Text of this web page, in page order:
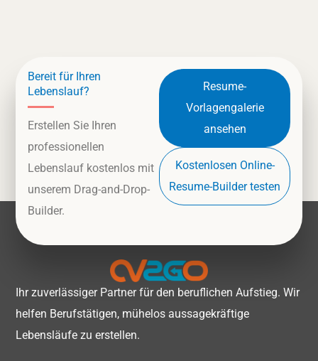
Bereit für Ihren
Lebenslauf?
Erstellen Sie Ihren
professionellen
Lebenslauf kostenlos mit
unserem Drag-and-Drop-
Builder.
Resume-
Vorlagengalerie
ansehen
Kostenlosen Online-
Resume-Builder testen
Ihr zuverlässiger Partner für den beruflichen Aufstieg. Wir
helfen Berufstätigen, mühelos aussagekräftige
Lebensläufe zu erstellen.